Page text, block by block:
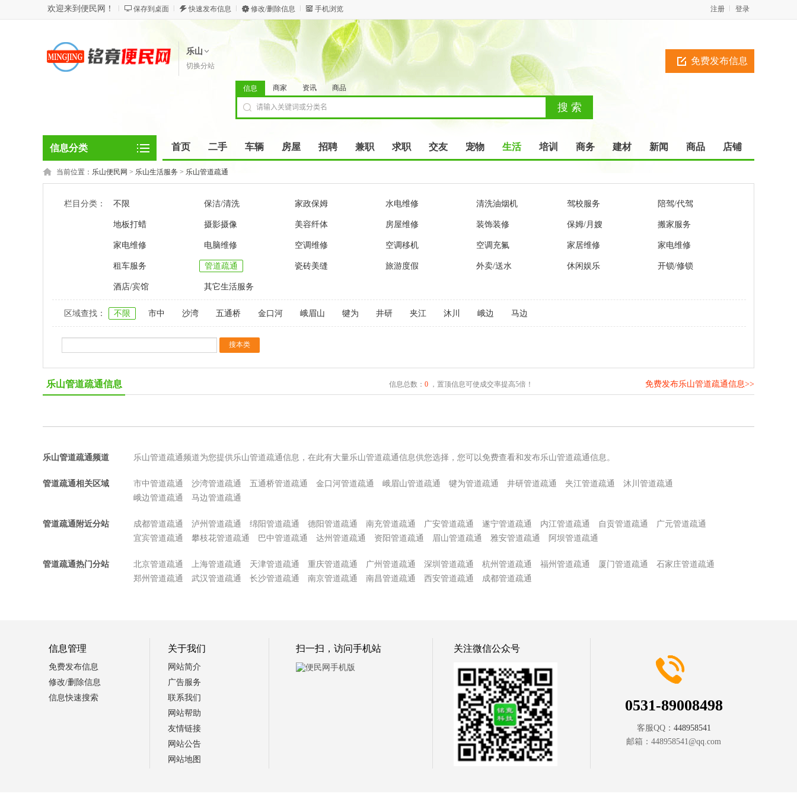
欢迎来到便民网！ 保存到桌面 快速发布信息 修改/删除信息 手机浏览 登录
注册
乐山
切换分站 免费发布信息
信息 商家 资讯 商品
信息分类 首页 二手 车辆 房屋 招聘 兼职 求职 交友 宠物 生活 培训 商务 建材 新闻 商品 店铺
当前位置： 乐山便民网 > 乐山生活服务 > 乐山管道疏通
栏目分类： 不限 保洁/清洗 家政保姆 水电维修 清洗油烟机 驾校服务 陪驾/代驾
地板打蜡 摄影摄像 美容纤体 房屋维修 装饰装修 保姆/月嫂 搬家服务
家电维修 电脑维修 空调维修 空调移机 空调充氟 家居维修 家电维修
租车服务 管道疏通 瓷砖美缝 旅游度假 外卖/送水 休闲娱乐 开锁/修锁
酒店/宾馆 其它生活服务
区域查找： 不限 市中 沙湾 五通桥 金口河 峨眉山 犍为 井研 夹江 沐川 峨边 马边
乐山管道疏通信息 信息总数： 0，置顶信息可使成交率提高5倍！ 免费发布乐山管道疏通信息>>
乐山管道疏通频道 乐山管道疏通频道为您提供乐山管道疏通信息，在此有大量乐山管道疏通信息供您选择，您可以免费查看和发布乐山管道疏通信息。
管道疏通相关区域 市中管道疏通 沙湾管道疏通 五通桥管道疏通 金口河管道疏通 峨眉山管道疏通 犍为管道疏通 井研管道疏通 夹江管道疏通
沐川管道疏通
峨边管道疏通
马边管道疏通
管道疏通附近分站 成都管道疏通 泸州管道疏通 绵阳管道疏通 德阳管道疏通 南充管道疏通 广安管道疏通 遂宁管道疏通 内江管道疏通 自贡管道疏通
广元管道疏通
宜宾管道疏通
攀枝花管道疏通 巴中管道疏通 达州管道疏通 资阳管道疏通 眉山管道疏通 雅安管道疏通 阿坝管道疏通
管道疏通热门分站 北京管道疏通 上海管道疏通 天津管道疏通 重庆管道疏通 广州管道疏通 深圳管道疏通 杭州管道疏通 福州管道疏通 厦门管道疏通
石家庄管道疏通
郑州管道疏通
武汉管道疏通 长沙管道疏通 南京管道疏通 南昌管道疏通 西安管道疏通 成都管道疏通
信息管理
免费发布信息
修改/删除信息
信息快速搜索
关于我们
网站简介
广告服务
联系我们
网站帮助
友情链接
网站公告
网站地图
扫一扫，访问手机站 关注微信公众号
0531-89008498
客服QQ： 448958541
邮箱： 448958541@qq.com